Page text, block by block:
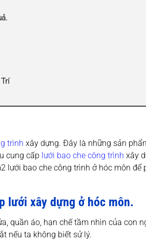
trình xây dựng. Đây là những sản
cung cấp lưới bao che công trình xây
lưới bao che công trình ở hóc môn để
lưới xây dựng ở hóc môn.
quần áo, hạn chế tầm nhìn của con
nếu ta không biết sử lý.